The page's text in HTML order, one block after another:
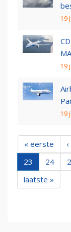
19
19
19
« eerste
23
24
laatste »